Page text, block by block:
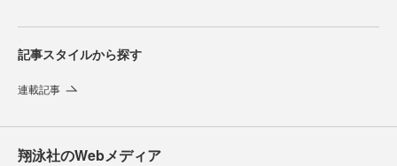
記事スタイルから探す
連載記事
翔泳社のWebメディア